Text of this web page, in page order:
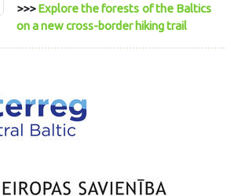
>>>Explore the forests of the Baltics
on a new cross-border hiking trail